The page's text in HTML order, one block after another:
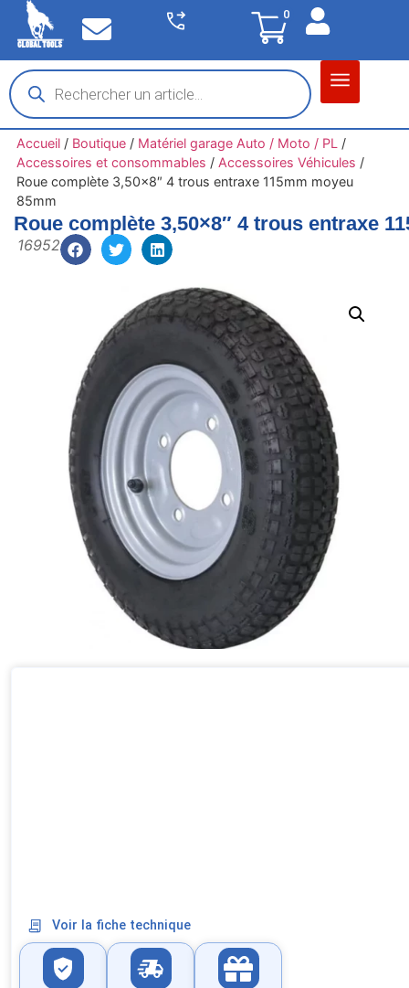
0
Accueil/ Boutique/ Matériel garage Auto / Moto / PL /
Accessoires et consommables / Accessoires Véhicules /
Roue complète 3,50×8″ 4 trous entraxe 115mm moyeu
85mm
Roue complète 3,50×8″ 4 trous entraxe
16952
Voir la fiche technique